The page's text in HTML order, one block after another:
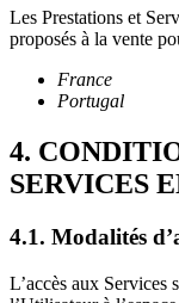
Les Prestations et
proposés à la vente
France
Portugal
4.
SERVICES
4.1. Modalités
L’accès aux Services